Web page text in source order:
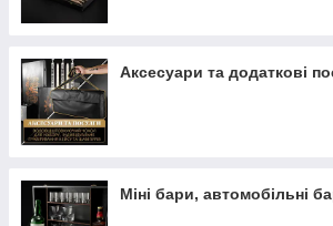
Набори для горілки на 6
Пивні подарункові набори
Аксесуари та додаткові
Міні бари, автомобільні